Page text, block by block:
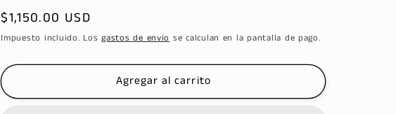
Precio
habitual
$1,150.00 USD
Impuesto incluido. Losgastos de envío se calculan en la pantalla de pago.
Agregar al carrito